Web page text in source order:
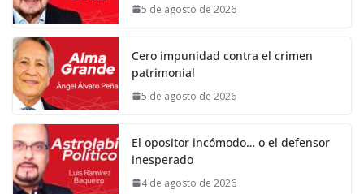
5 de agosto de 2026
Cero impunidad contra el crimen
patrimonial
5 de agosto de 2026
El opositor incómodo… o el defensor
inesperado
4 de agosto de 2026